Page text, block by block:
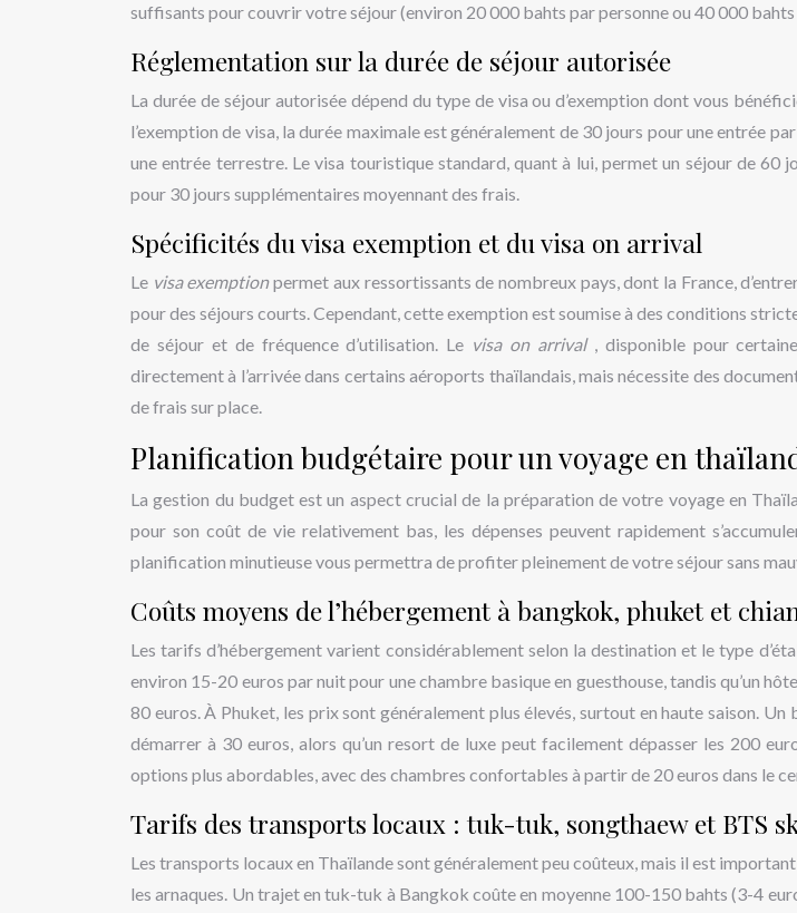
suffisants pour couvrir votre séjour (environ 20 000 bahts par personne ou 40 000
Réglementation sur la durée de séjour autorisée
La durée de séjour autorisée dépend du type de visa ou d’exemption dont vous
l’exemption de visa, la durée maximale est généralement de 30 jours pour une entrée
une entrée terrestre. Le visa touristique standard, quant à lui, permet un séjour de 60
pour 30 jours supplémentaires moyennant des frais.
Spécificités du visa exemption et du visa on arrival
Le visa exemptionpermet aux ressortissants de nombreux pays, dont la France,
pour des séjours courts. Cependant, cette exemption est soumise à des conditions
de séjour et de fréquence d’utilisation. Le visa on arrival , disponible pour
directement à l’arrivée dans certains aéroports thaïlandais, mais nécessite des
de frais sur place.
Planification budgétaire pour un voyage en
La gestion du budget est un aspect crucial de la préparation de votre voyage en
pour son coût de vie relativement bas, les dépenses peuvent rapidement
planification minutieuse vous permettra de profiter pleinement de votre séjour sans
Coûts moyens de l’hébergement à bangkok, phuket et
Les tarifs d’hébergement varient considérablement selon la destination et le type
environ 15-20 euros par nuit pour une chambre basique en guesthouse, tandis qu’un
80 euros. À Phuket, les prix sont généralement plus élevés, surtout en haute saison.
démarrer à 30 euros, alors qu’un resort de luxe peut facilement dépasser les 200
options plus abordables, avec des chambres confortables à partir de 20 euros dans le
Tarifs des transports locaux : tuk-tuk, songthaew et BTS
Les transports locaux en Thaïlande sont généralement peu coûteux, mais il est
les arnaques. Un trajet en tuk-tuk à Bangkok coûte en moyenne 100-150 bahts (3-4